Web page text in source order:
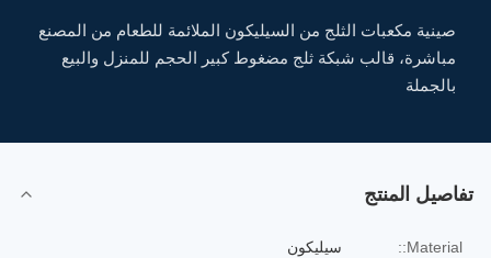
صينية مكعبات الثلج من السيليكون الملائمة للطعام من المصنع
مباشرة، قالب شبكة ثلج مضغوط كبير الحجم للمنزل والبيع
بالجملة
تفاصيل المنتج
Material:: سيليكون